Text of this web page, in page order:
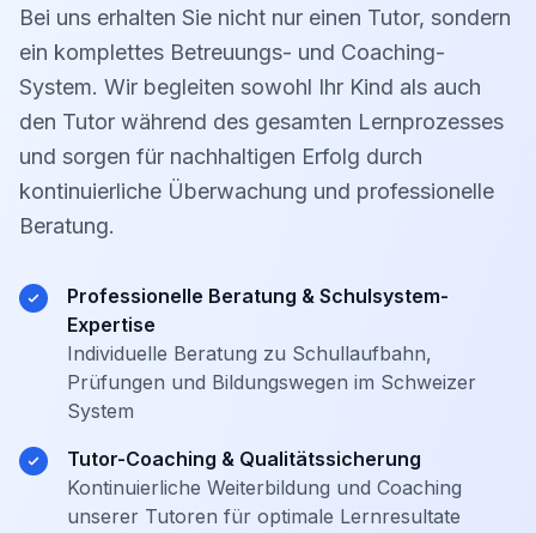
Bei uns erhalten Sie nicht nur einen Tutor, sondern
ein komplettes Betreuungs- und Coaching-
System. Wir begleiten sowohl Ihr Kind als auch
den Tutor während des gesamten Lernprozesses
und sorgen für nachhaltigen Erfolg durch
kontinuierliche Überwachung und professionelle
Beratung.
Professionelle Beratung & Schulsystem-
Expertise
Individuelle Beratung zu Schullaufbahn,
Prüfungen und Bildungswegen im Schweizer
System
Tutor-Coaching & Qualitätssicherung
Kontinuierliche Weiterbildung und Coaching
unserer Tutoren für optimale Lernresultate